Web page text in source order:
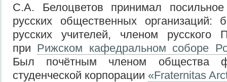
С.А. Белоцветов принимал
русских общественных
русских учителей, членом русского
при Рижском кафедральном соборе
Был почётным членом общества
студенческой корпорации «Fraternitas